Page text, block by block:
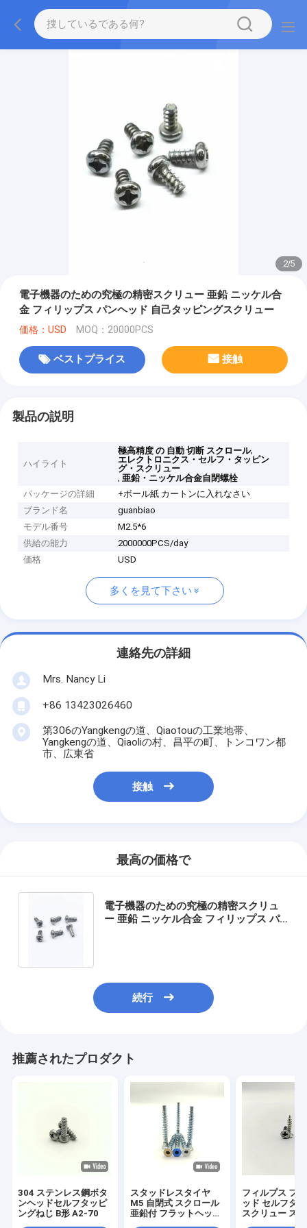
2/5
電子機器のための究極の精密スクリュー 亜鉛 ニッケル合
金 フィリップス パンヘッド 自己タッピングスクリュー
価格：USD MOQ：20000PCS
ベストプライス 接触
製品の説明
ハイライト
極高精度 の 自動 切断 スクロール,
エレクトロニクス・セルフ・タッピン
グ・スクリュー
, 亜鉛・ニッケル合金自閉螺栓
パッケージの詳細
+ボール紙 カートンに入れなさい
ブランド名
guanbiao
モデル番号
M2.5*6
供給の能力
2000000PCS/day
価格
USD
多くを見て下さい
連絡先の詳細
Mrs. Nancy Li
+86 13423026460
第306のYangkengの道、Qiaotouの工業地帯、
Yangkengの道、Qiaoliの村、昌平の町、トンコワン都
市、広東省
接触
最高の価格で
電子機器のための究極の精密スクリュ
ー 亜鉛 ニッケル合金 フィリップス パ
続行
推薦されたプロダクト
304 ステンレス鋼ボタ
ンヘッドセルフタッピ
ングねじ B形 A2-70
スタッドレスタイヤ
M5 自閉式 スクロール
亜鉛付 フラットヘッド
フィルプス フ
ッド セルフタ
スクリュー ス